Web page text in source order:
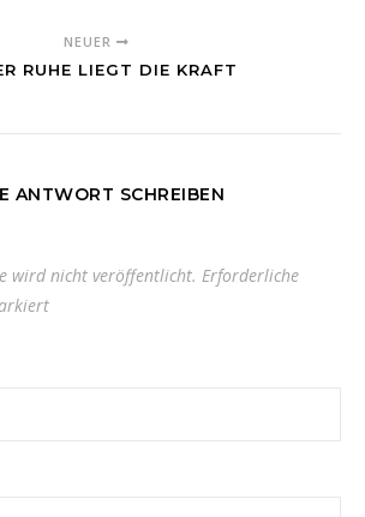
NEUER
RUHE LIEGT DIE KRAFT
ANTWORT SCHREIBEN
wird nicht veröffentlicht. Erforderliche